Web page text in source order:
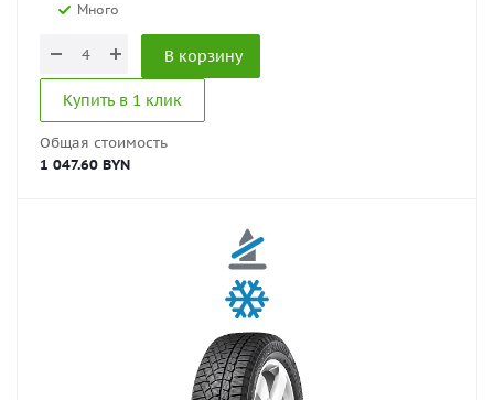
Много
В корзину
Купить в 1 клик
Общая стоимость
1 047.60 BYN